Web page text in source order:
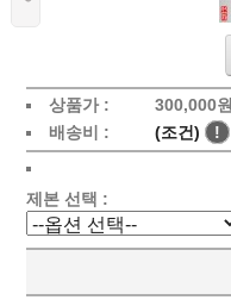
상품가 : 300,000원
배송비 :
(조건) !
제본 선택 :